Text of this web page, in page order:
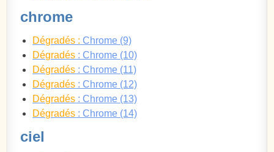
chrome
Dégradés : Chrome (9)
Dégradés : Chrome (10)
Dégradés : Chrome (11)
Dégradés : Chrome (12)
Dégradés : Chrome (13)
Dégradés : Chrome (14)
ciel